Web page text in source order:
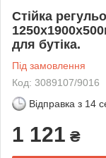
Стійка
для бутіка.
Під замовлення
Код: 3089107/9016
Відправка з 14
1 121 ₴